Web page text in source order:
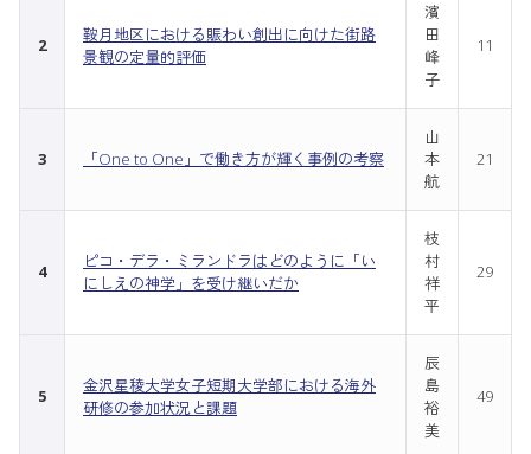
2
鞍月地区における賑わい創出に向けた街路
景観の定量的評価
濱
田
峰
子
11
3 「One to One」で働き方が輝く事例の考察
山
本
航
21
4
ピコ・デラ・ミランドラはどのように「い
にしえの神学」を受け継いだか
枝
村
祥
平
29
5
金沢星稜大学女子短期大学部における海外
研修の参加状況と課題
辰
島
裕
美
49